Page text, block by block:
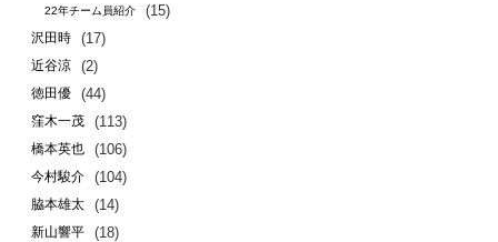
22年チーム員紹介 (15)
沢田時 (17)
近谷涼 (2)
徳田優 (44)
窪木一茂 (113)
橋本英也 (106)
今村駿介 (104)
脇本雄太 (14)
新山響平 (18)